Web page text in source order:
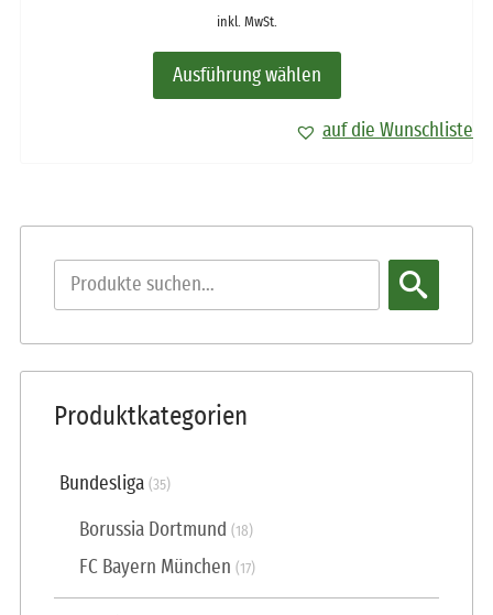
inkl. MwSt.
Ausführung wählen
auf die Wunschliste
Produktkategorien
Bundesliga (35)
Borussia Dortmund (18)
FC Bayern München (17)